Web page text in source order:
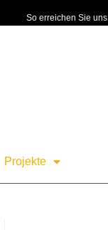
So erreichen Sie
Projekte